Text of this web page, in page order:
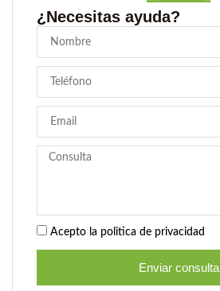
¿Necesitas ayuda?
Acepto la politica de privacidad
Enviar consulta